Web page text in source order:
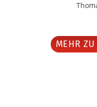
MEHR